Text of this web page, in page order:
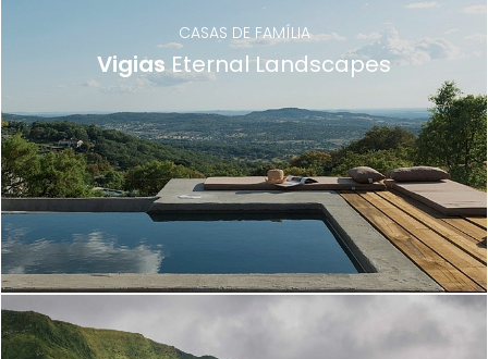
CASAS DE FAMÍLIA
VigiasEternal Landscapes